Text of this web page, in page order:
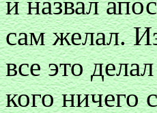
сам желал.
все это
кого ничего